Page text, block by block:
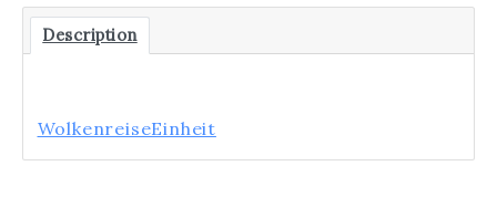
Description
WolkenreiseEinheit